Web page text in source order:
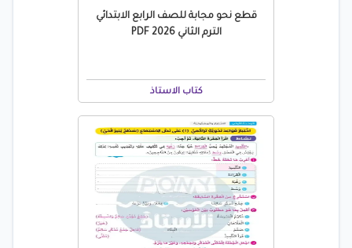
قطع نحو مجابة للصف الرابع الابتدائي
الترم الثاني 2026 PDF
كتاب الاستاذ